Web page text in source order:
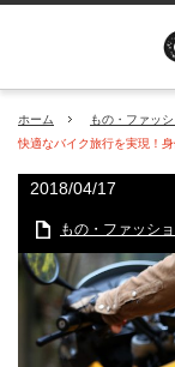
ホーム もの・ファッ
快適なバイク旅行を実現！
2018/04/17
もの・ファッシ